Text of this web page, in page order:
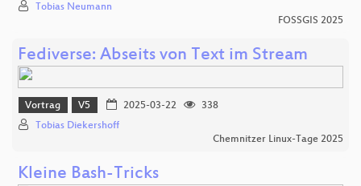
Tobias Neumann
FOSSGIS 2025
Fediverse: Abseits von Text im Stream
Vortrag V5 2025-03-22
338
Tobias Diekershoff
Chemnitzer Linux-Tage 2025
Kleine Bash-Tricks